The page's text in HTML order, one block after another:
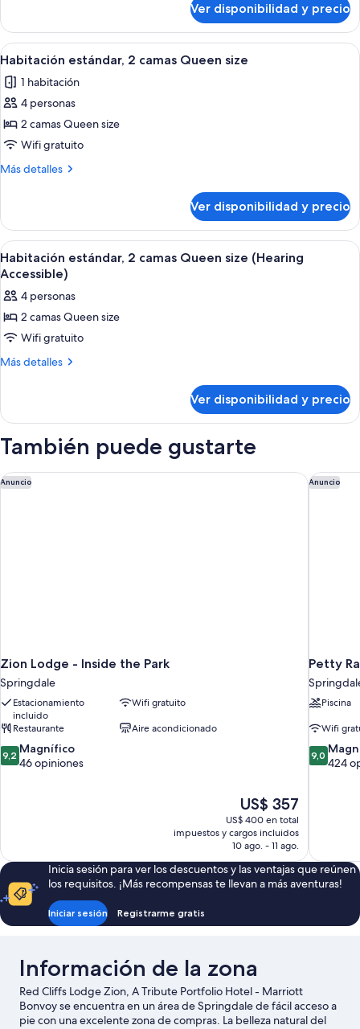
King
size
con
sofá
cama
(Mobility/Hearing
Access,
Roll-
In
estándar,
cama
size
con
cama
(Mobility/Hearing
Roll-
Ver disponibilidad y precio
Ver
todas
las
fotos
de
Habitación
estándar,
Queen
size
Habitación de hotel con dos camas,
12
Habitación estándar, 2 camas Queen size
1 habitación
4 personas
2 camas Queen size
Wifi gratuito
Más detalles
Más
estándar,
camas
Queen
Ver disponibilidad y precio
Ver
todas
las
fotos
de
Habitación
estándar,
Queen
size
(Hearing
Accessible)
Habitación de hotel con dos camas,
8
Habitación estándar, 2 camas Queen size (Hearing
Accessible)
4 personas
2 camas Queen size
Wifi gratuito
Más detalles
Más
estándar,
camas
size
(Hearing
Ver disponibilidad y precio
También puede gustarte
Anuncio
Zion Lodge - Inside the Park
Springdale
Estacionamiento
incluido
Wifi gratuito
Restaurante
Aire acondicionado
9.2
de
9,2 Magnífico
46 opiniones
El
precio
actual
es
de
US$ 357
US$ 357
US$ 400 en total
impuestos y cargos incluidos
10 ago. - 11 ago.
Zion Lodge - Inside the Park Anuncio
Petty
Piscina
Wifi
9.0
de
9,0
424
Petty
Inicia sesión para ver los descuentos y las ventajas que reúnen
los requisitos. ¡Más recompensas te llevan a más aventuras!
Iniciar sesión Registrarme gratis
Información de la zona
Red Cliffs Lodge Zion, A Tribute Portfolio Hotel - Marriott
Bonvoy se encuentra en un área de Springdale de fácil acceso a
pie con una excelente zona de compras. La belleza natural del